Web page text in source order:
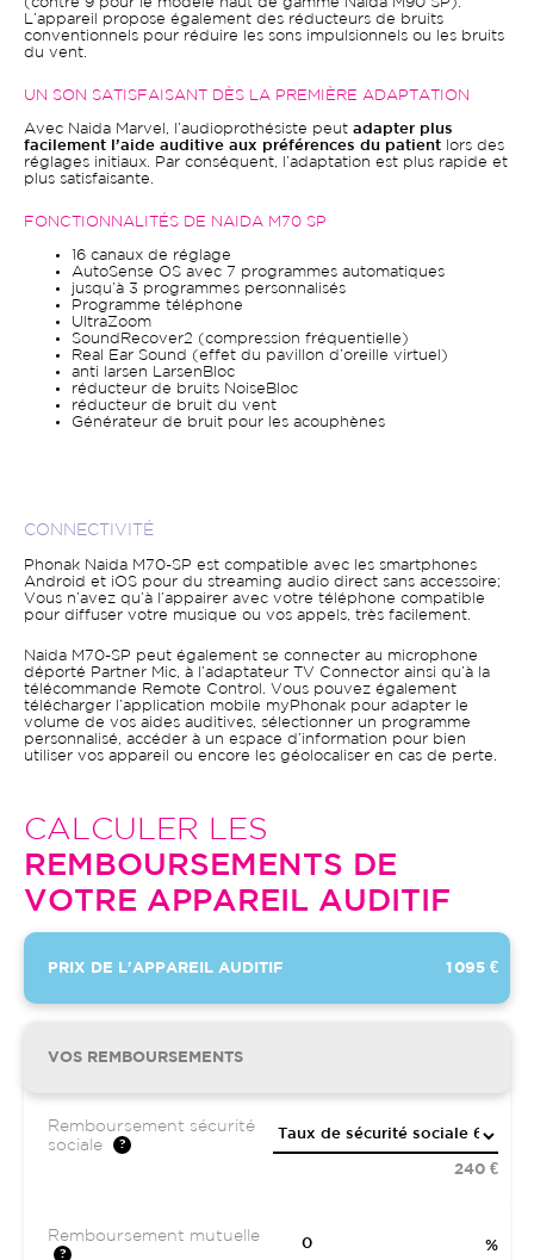
(contre 9 pour le modèle haut de gamme Naida M90 SP).
L’appareil propose également des réducteurs de bruits
conventionnels pour réduire les sons impulsionnels ou les bruits
du vent.
UN SON SATISFAISANT DÈS LA PREMIÈRE ADAPTATION
Avec Naida Marvel, l’audioprothésiste peut adapter plus
facilement l’aide auditive aux préférences du patient lors des
réglages initiaux. Par conséquent, l’adaptation est plus rapide et
plus satisfaisante.
FONCTIONNALITÉS DE NAIDA M70 SP
16 canaux de réglage
AutoSense OS avec 7 programmes automatiques
jusqu’à 3 programmes personnalisés
Programme téléphone
UltraZoom
SoundRecover2 (compression fréquentielle)
Real Ear Sound (effet du pavillon d’oreille virtuel)
anti larsen LarsenBloc
réducteur de bruits NoiseBloc
réducteur de bruit du vent
Générateur de bruit pour les acouphènes
CONNECTIVITÉ
Phonak Naida M70-SP est compatible avec les smartphones
Android et iOS pour du streaming audio direct sans accessoire;
Vous n’avez qu’à l’appairer avec votre téléphone compatible
pour diffuser votre musique ou vos appels, très facilement.
Naida M70-SP peut également se connecter au microphone
déporté Partner Mic, à l’adaptateur TV Connector ainsi qu’à la
télécommande Remote Control. Vous pouvez également
télécharger l’application mobile myPhonak pour adapter le
volume de vos aides auditives, sélectionner un programme
personnalisé, accéder à un espace d’information pour bien
utiliser vos appareil ou encore les géolocaliser en cas de perte.
CALCULER LES
REMBOURSEMENTS DE
VOTRE APPAREIL AUDITIF
PRIX DE L'APPAREIL AUDITIF 1 095 €
VOS REMBOURSEMENTS
Remboursement sécurité
sociale
240 €
Remboursement mutuelle
%